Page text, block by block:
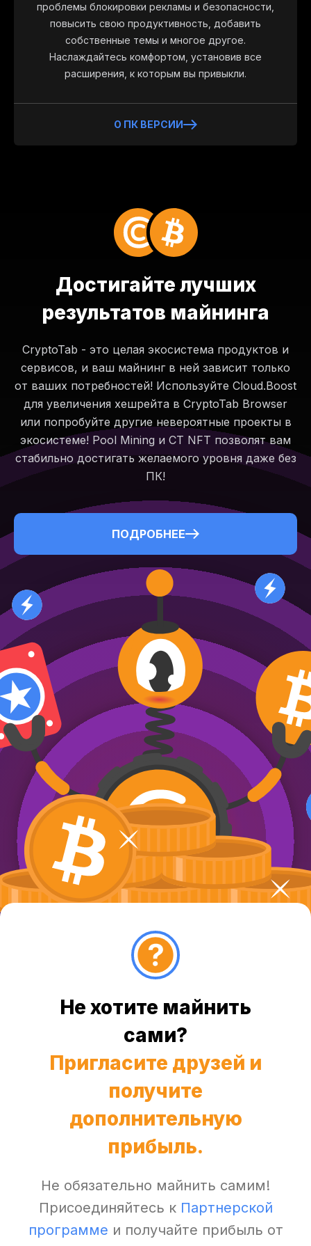
проблемы блокировки рекламы и безопасности,
повысить свою продуктивность, добавить
собственные темы и многое другое.
Наслаждайтесь комфортом, установив все
расширения, к которым вы привыкли.
О ПК ВЕРСИИ
Достигайте лучших
результатов майнинга
CryptoTab - это целая экосистема продуктов и
сервисов, и ваш майнинг в ней зависит только
от ваших потребностей! Используйте Cloud.Boost
для увеличения хешрейта в CryptoTab Browser
или попробуйте другие невероятные проекты в
экосистеме! Pool Mining и CT NFT позволят вам
стабильно достигать желаемого уровня даже без
ПК!
ПОДРОБНЕЕ
Не хотите майнить
сами?
Пригласите друзей и
получите
дополнительную
прибыль.
Не обязательно майнить самим!
Присоединяйтесь к Партнерской
программе и получайте прибыль от